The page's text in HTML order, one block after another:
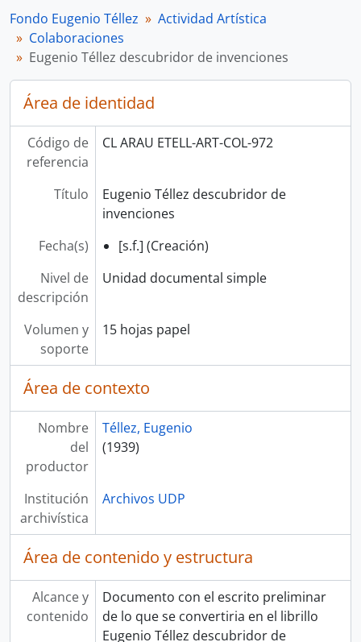
Fondo Eugenio Téllez
Actividad Artística
Colaboraciones
Eugenio Téllez descubridor de invenciones
Área de identidad
Código de
referencia
CL ARAU ETELL-ART-COL-972
Título
Eugenio Téllez descubridor de
invenciones
Fecha(s)
[s.f.] (Creación)
Nivel de
descripción
Unidad documental simple
Volumen y
soporte
15 hojas papel
Área de contexto
Nombre
del
productor
Téllez, Eugenio
(1939)
Institución
archivística
Archivos UDP
Área de contenido y estructura
Alcance y
contenido
Documento con el escrito preliminar
de lo que se convertiria en el librillo
Eugenio Téllez descubridor de